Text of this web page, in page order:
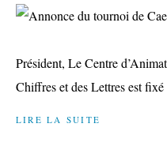
Président, Le Centre
Chiffres et des Lettres est
LIRE LA SUITE